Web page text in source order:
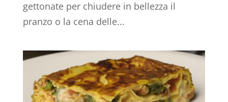
gettonate per chiudere in bellezza il
pranzo o la cena delle...